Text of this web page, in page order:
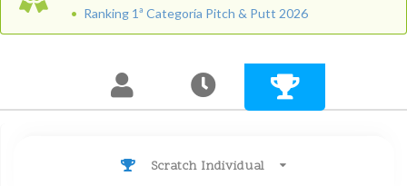
Ranking 1ª Categoría Pitch & Putt 2026
Scratch Individual